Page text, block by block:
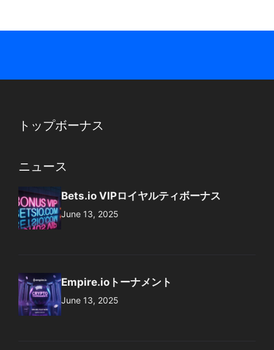
トップボーナス
ニュース
Bets.io VIPロイヤルティボーナス
June 13, 2025
Empire.ioトーナメント
June 13, 2025